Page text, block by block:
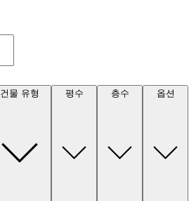
건물 유형 평수 층수 옵션